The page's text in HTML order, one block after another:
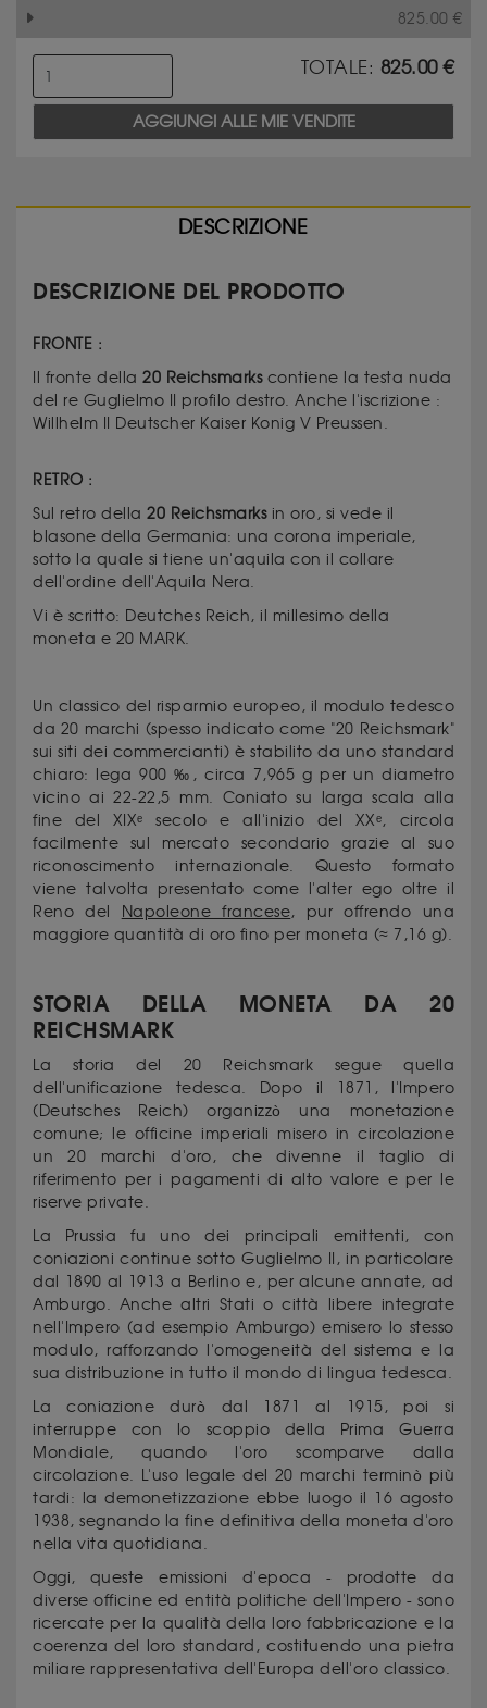
825.00 €
TOTALE: 825.00€
AGGIUNGI ALLE MIE VENDITE
DESCRIZIONE
DESCRIZIONE DEL PRODOTTO
FRONTE :
Il fronte della 20 Reichsmarkscontiene la testa nuda
del re Guglielmo II profilo destro. Anche l'iscrizione :
Willhelm II Deutscher Kaiser Konig V Preussen.
RETRO :
Sul retro della 20 Reichsmarks in oro, si vede il
blasone della Germania: una corona imperiale,
sotto la quale si tiene un'aquila con il collare
dell'ordine dell'Aquila Nera.
Vi è scritto: Deutches Reich, il millesimo della
moneta e 20 MARK.
Un classico del risparmio europeo, il modulo tedesco
da 20 marchi (spesso indicato come "20 Reichsmark"
sui siti dei commercianti) è stabilito da uno standard
chiaro: lega 900 ‰, circa 7,965 g per un diametro
vicino ai 22-22,5 mm. Coniato su larga scala alla
fine del XIXᵉ secolo e all'inizio del XXᵉ, circola
facilmente sul mercato secondario grazie al suo
riconoscimento internazionale. Questo formato
viene talvolta presentato come l'alter ego oltre il
Reno del
Napoleone francese, pur offrendo una
maggiore quantità di oro fino per moneta (≈ 7,16 g).
STORIA DELLA MONETA DA 20
REICHSMARK
La storia del 20 Reichsmark segue quella
dell'unificazione tedesca. Dopo il 1871, l'Impero
(Deutsches Reich) organizzò una monetazione
comune; le officine imperiali misero in circolazione
un 20 marchi d'oro, che divenne il taglio di
riferimento per i pagamenti di alto valore e per le
riserve private.
La Prussia fu uno dei principali emittenti, con
coniazioni continue sotto Guglielmo II, in particolare
dal 1890 al 1913 a Berlino e, per alcune annate, ad
Amburgo. Anche altri Stati o città libere integrate
nell'Impero (ad esempio Amburgo) emisero lo stesso
modulo, rafforzando l'omogeneità del sistema e la
sua distribuzione in tutto il mondo di lingua tedesca.
La coniazione durò dal 1871 al 1915, poi si
interruppe con lo scoppio della Prima Guerra
Mondiale, quando l'oro scomparve dalla
circolazione. L'uso legale del 20 marchi terminò più
tardi: la demonetizzazione ebbe luogo il 16 agosto
1938, segnando la fine definitiva della moneta d'oro
nella vita quotidiana.
Oggi, queste emissioni d'epoca - prodotte da
diverse officine ed entità politiche dell'Impero - sono
ricercate per la qualità della loro fabbricazione e la
coerenza del loro standard, costituendo una pietra
miliare rappresentativa dell'Europa dell'oro classico.